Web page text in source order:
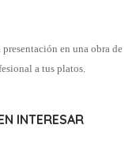
en una obra de
a tus platos.
INTERESAR